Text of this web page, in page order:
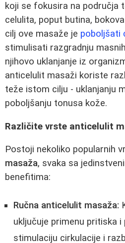
koji se fokusira na područja
celulita, poput butina,
cilj ove masaže je poboljšati
stimulisati razgradnju
njihovo uklanjanje iz
anticelulit masaži koriste
teže istom cilju - uklanjanju
poboljšanju tonusa kože.
Različite vrste anticelulit
Postoji nekoliko popularnih
masaža, svaka sa
benefitima:
Ručna anticelulit masaža:
uključuje primenu pritiska
stimulaciju cirkulacije i